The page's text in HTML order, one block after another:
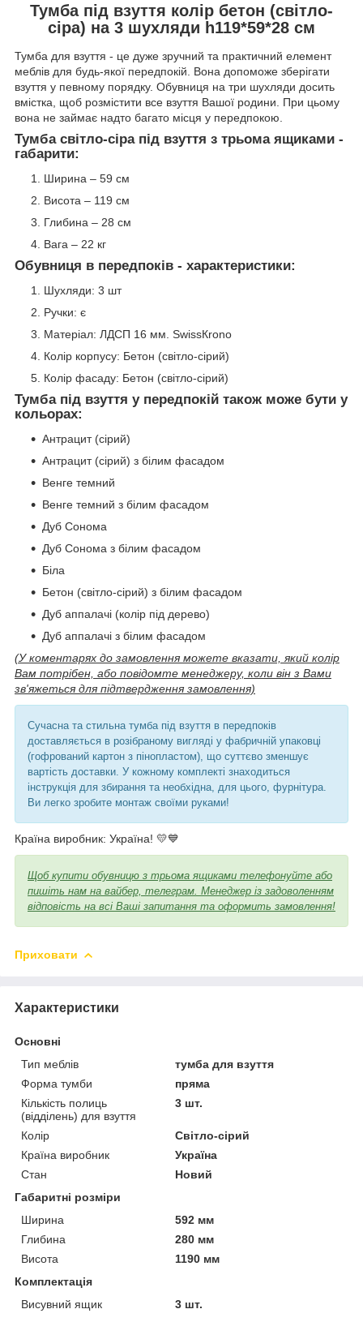
Тумба під взуття колір бетон (світло-
сіра) на 3 шухляди h119*59*28 см
Тумба для взуття - це дуже зручний та практичний елемент
меблів для будь-якої передпокій. Вона допоможе зберігати
взуття у певному порядку. Обувниця на три шухляди досить
вмістка, щоб розмістити все взуття Вашої родини. При цьому
вона не займає надто багато місця у передпокою.
Тумба світло-сіра під взуття з трьома ящиками -
габарити:
Ширина – 59 см
Висота – 119 см
Глибина – 28 см
Вага – 22 кг
Обувниця в передпоків - характеристики:
Шухляди: 3 шт
Ручки: є
Матеріал: ЛДСП 16 мм. SwissКrono
Колір корпусу: Бетон (світло-сірий)
Колір фасаду: Бетон (світло-сірий)
Тумба під взуття у передпокій також може бути у
кольорах:
Антрацит (сірий)
Антрацит (сірий) з білим фасадом
Венге темний
Венге темний з білим фасадом
Дуб Сонома
Дуб Сонома з білим фасадом
Біла
Бетон (світло-сірий) з білим фасадом
Дуб аппалачі (колір під дерево)
Дуб аппалачі з білим фасадом
(У коментарях до замовлення можете вказати, який колір
Вам потрібен, або повідомте менеджеру, коли він з Вами
зв'яжеться для підтвердження замовлення)
Сучасна та стильна тумба під взуття в передпоків
доставляється в розібраному вигляді у фабричній упаковці
(гофрований картон з пінопластом), що суттєво зменшує
вартість доставки. У кожному комплекті знаходиться
інструкція для збирання та необхідна, для цього, фурнітура.
Ви легко зробите монтаж своїми руками!
Країна виробник: Україна! 💛💙
Щоб купити обувницю з трьома ящиками телефонуйте або
пишіть нам на вайбер, телеграм. Менеджер із задоволенням
відповість на всі Ваші запитання та оформить замовлення!
Приховати
Характеристики
Основні
Тип меблів
тумба для взуття
Форма тумби
пряма
Кількість полиць
(відділень) для взуття
3 шт.
Колір
Світло-сірий
Країна виробник
Україна
Стан
Новий
Габаритні розміри
Ширина
592 мм
Глибина
280 мм
Висота
1190 мм
Комплектація
Висувний ящик
3 шт.